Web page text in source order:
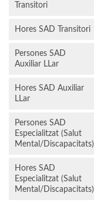
Transitori
Hores SAD Transitori
Persones SAD
Auxiliar LLar
Hores SAD Auxiliar
LLar
Persones SAD
Especialitzat (Salut
Mental/Discapacitats)
Hores SAD
Especialitzat (Salut
Mental/Discapacitats)